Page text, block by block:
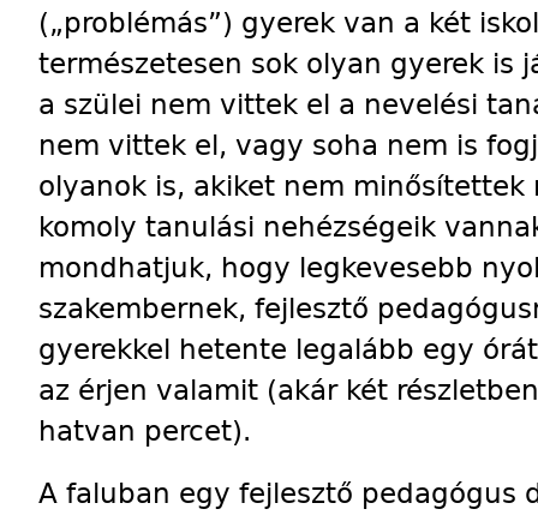
(„problémás”) gyerek van a két
természetesen sok olyan gyerek is
a szülei nem vittek el a nevelési
nem vittek el, vagy soha nem is
olyanok is, akiket nem minősítettek
komoly tanulási nehézségeik
mondhatjuk, hogy legkevesebb
szakembernek, fejlesztő
gyerekkel hetente legalább egy
az érjen valamit (akár két
hatvan percet).
A faluban egy fejlesztő pedagógus